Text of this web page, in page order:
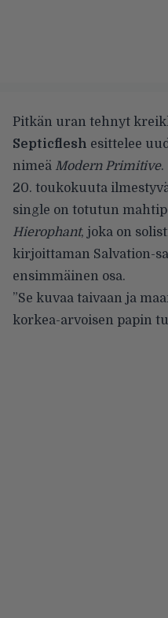
Pitkän uran tehnyt
Septicflesh esittelee
nimeä Modern Primitive.
20. toukokuuta
single on totutun
Hierophant, joka on
kirjoittaman Salvation-
ensimmäinen osa.
”Se kuvaa taivaan ja
korkea-arvoisen papin